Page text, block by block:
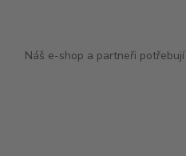
Champagne Jean-
Zobrazit další výrobce
Náš e-shop a partneři potřebují